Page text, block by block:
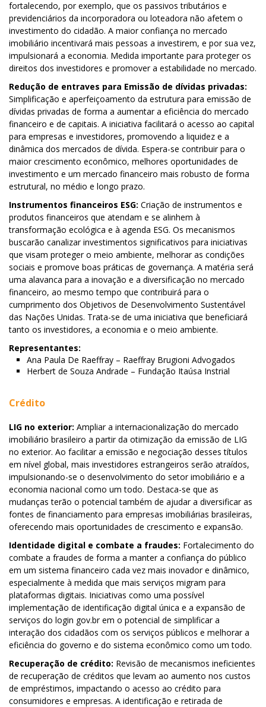
fortalecendo, por exemplo, que os passivos tributários e
previdenciários da incorporadora ou loteadora não afetem o
investimento do cidadão. A maior confiança no mercado
imobiliário incentivará mais pessoas a investirem, e por sua vez,
impulsionará a economia. Medida importante para proteger os
direitos dos investidores e promover a estabilidade no mercado.
Redução de entraves para Emissão de dívidas privadas:
Simplificação e aperfeiçoamento da estrutura para emissão de
dívidas privadas de forma a aumentar a eficiência do mercado
financeiro e de capitais. A iniciativa facilitará o acesso ao capital
para empresas e investidores, promovendo a liquidez e a
dinâmica dos mercados de dívida. Espera-se contribuir para o
maior crescimento econômico, melhores oportunidades de
investimento e um mercado financeiro mais robusto de forma
estrutural, no médio e longo prazo.
Instrumentos financeiros ESG: Criação de instrumentos e
produtos financeiros que atendam e se alinhem à
transformação ecológica e à agenda ESG. Os mecanismos
buscarão canalizar investimentos significativos para iniciativas
que visam proteger o meio ambiente, melhorar as condições
sociais e promove boas práticas de governança. A matéria será
uma alavanca para a inovação e a diversificação no mercado
financeiro, ao mesmo tempo que contribuirá para o
cumprimento dos Objetivos de Desenvolvimento Sustentável
das Nações Unidas. Trata-se de uma iniciativa que beneficiará
tanto os investidores, a economia e o meio ambiente.
Representantes:
Ana Paula De Raeffray – Raeffray Brugioni Advogados
Herbert de Souza Andrade – Fundação Itaúsa Instrial
Crédito
LIG no exterior: Ampliar a internacionalização do mercado
imobiliário brasileiro a partir da otimização da emissão de LIG
no exterior. Ao facilitar a emissão e negociação desses títulos
em nível global, mais investidores estrangeiros serão atraídos,
impulsionando-se o desenvolvimento do setor imobiliário e a
economia nacional como um todo. Destaca-se que as
mudanças terão o potencial também de ajudar a diversificar as
fontes de financiamento para empresas imobiliárias brasileiras,
oferecendo mais oportunidades de crescimento e expansão.
Identidade digital e combate a fraudes: Fortalecimento do
combate a fraudes de forma a manter a confiança do público
em um sistema financeiro cada vez mais inovador e dinâmico,
especialmente à medida que mais serviços migram para
plataformas digitais. Iniciativas como uma possível
implementação de identificação digital única e a expansão de
serviços do login gov.br em o potencial de simplificar a
interação dos cidadãos com os serviços públicos e melhorar a
eficiência do governo e do sistema econômico como um todo.
Recuperação de crédito: Revisão de mecanismos ineficientes
de recuperação de créditos que levam ao aumento nos custos
de empréstimos, impactando o acesso ao crédito para
consumidores e empresas. A identificação e retirada de